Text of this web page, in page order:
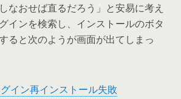
なおせば直るだろう」と安易に考え
インを検索し、インストールのボタ
ると次のようが画面が出てしまっ